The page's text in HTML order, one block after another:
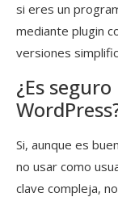
si eres un
mediante plugin
versiones
¿Es
Si, aunque es
no usar como
clave compleja,